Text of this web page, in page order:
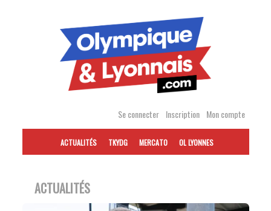
Se connecter Inscription Mon compte
ACTUALITÉS TKYDG MERCATO OL LYONNES
ACTUALITÉS